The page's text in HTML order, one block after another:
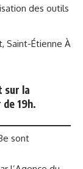
des outils
Saint-Étienne À
sur la
19h.
sont